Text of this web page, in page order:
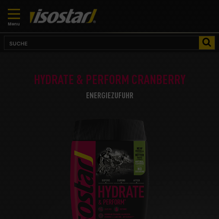
Menu
HYDRATE & PERFORM CRANBERRY
ENERGIEZUFUHR